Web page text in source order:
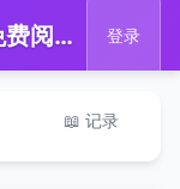
📖 秋深落笔雨偏寒小说免费阅读蒋铭深云沉雪全文在线阅读无弹窗大结局 登录
📖 记录